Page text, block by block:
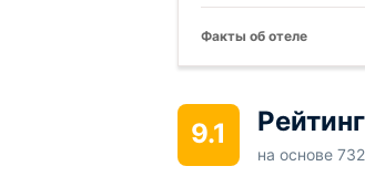
Факты об отеле
9.1
на основе